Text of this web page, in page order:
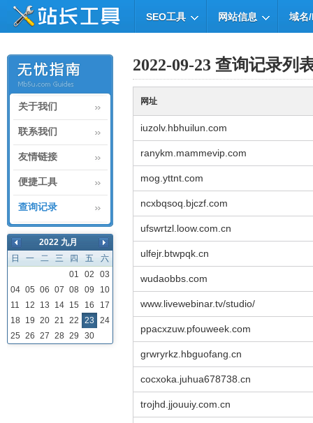
SEO工具 网站信息 域名
关于我们
联系我们
友情链接
便捷工具
查询记录
2022 九月
日
一 二 三 四 五
六
01
02
03
04 05 06 07 08 09
10
11
12 13 14 15 16
17
18
19 20 21 22 23
24
25 26 27 28 29 30
2022-09-23 查询记录列
网址
iuzolv.hbhuilun.com
ranykm.mammevip.com
mog.yttnt.com
ncxbqsoq.bjczf.com
ufswrtzl.loow.com.cn
ulfejr.btwpqk.cn
wudaobbs.com
www.livewebinar.tv/studio/
ppacxzuw.pfouweek.com
grwryrkz.hbguofang.cn
cocxoka.juhua678738.cn
trojhd.jjouuiy.com.cn